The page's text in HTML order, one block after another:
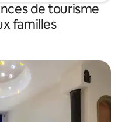
de tourisme
familles